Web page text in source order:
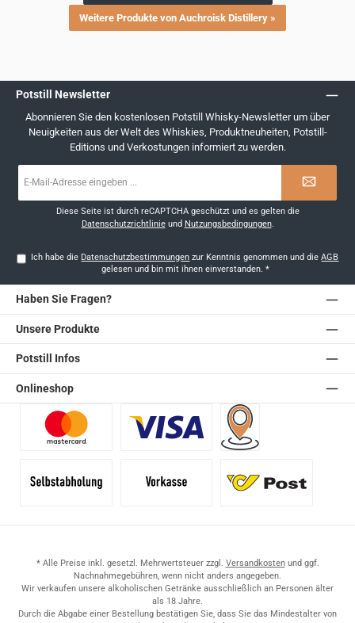
Weitere Produkte von Auchroisk Distillery »
Potstill Newsletter
Abonnieren Sie den kostenlosen Potstill Whisky-Newsletter um über
Neuigkeiten aus der Welt des Whiskies, Produktneuheiten, Potstill-
Editions und Verkostungen informiert zu werden.
Mail-
Diese Seite ist durch reCAPTCHA geschützt und es gelten die
Datenschutzrichtlinieund Nutzungsbedingungen.
Ich habe die Datenschutzbestimmungen zur Kenntnis genommen und dieAGB
gelesen und bin mit ihnen einverstanden. *
Haben Sie Fragen?
Unsere Produkte
Potstill Infos
Onlineshop
* Alle Preise inkl. gesetzl. Mehrwertsteuer zzgl. Versandkostenund ggf.
Nachnahmegebühren, wenn nicht anders angegeben.
Wir verkaufen unsere alkoholischen Getränke ausschließlich an Personen älter
als 18 Jahre.
Durch die Abgabe einer Bestellung bestätigen Sie, dass Sie das Mindestalter von